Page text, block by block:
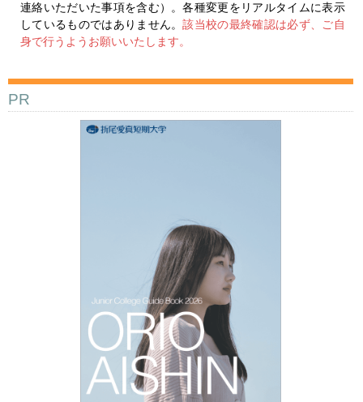
連絡いただいた事項を含む）。各種変更をリアルタイムに表示
しているものではありません。該当校の最終確認は必ず、ご自
身で行うようお願いいたします。
PR